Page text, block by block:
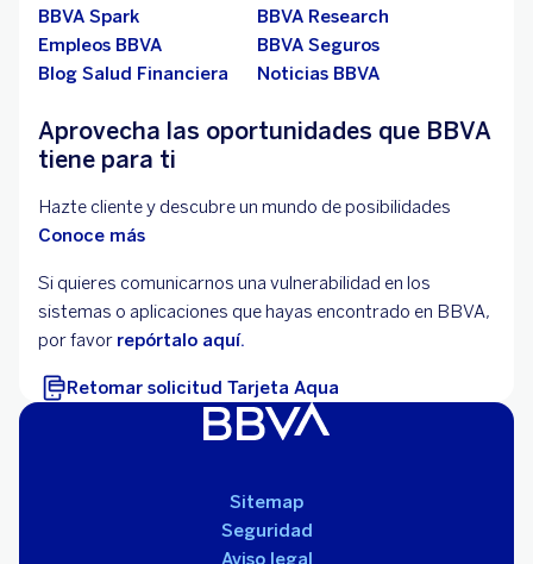
BBVA Spark
BBVA Research
Empleos BBVA
BBVA Seguros
Blog Salud Financiera
Noticias BBVA
Aprovecha las oportunidades que BBVA
tiene para ti
Hazte cliente y descubre un mundo de posibilidades
Conoce más
Si quieres comunicarnos una vulnerabilidad en los
sistemas o aplicaciones que hayas encontrado en BBVA,
por favor repórtalo aquí.
Retomar solicitud Tarjeta Aqua
Sitemap
Seguridad
Aviso legal